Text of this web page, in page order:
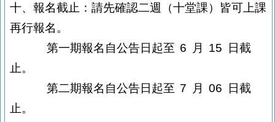
十、報名截止：請先確認二週（十堂課）皆可上課
再行報名。
第一期報名自公告日起至 6 月 15
日截
止。
第二期報名自公告日起至 7 月 06
日截
止。